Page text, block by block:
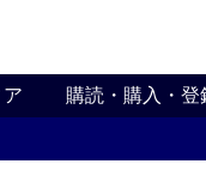
購読・購入・登